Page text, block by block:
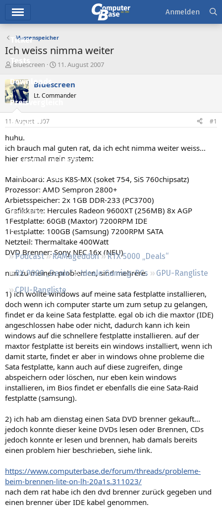
Ticker
Tests
Downloads
Preisvergleich
Forum
Aktuelles
Empfohlene Inhalte
Neue Beiträge
Neueste Aktivitäten
Leserartikel
Regeln
Podcast RAMageddon
RTX 5000 „Deals“
RX 9000 „Deals“
Ideale Gaming-PCs
GPU-Rangliste
CPU-Rangliste
Anmelden
Massenspeicher
Ich weiss nimma weiter
E
s
t
e
e
r
Bluescreen
E
s
e
t
11. August 2007
Bluescreen
Lt. Commander
11. August 2007 #1
huhu.
ich brauch mal guten rat, da ich echt nimma weiter weiss...
hier erstmal mein system:
Mainboard: Asus K8S-MX (soket 754, SiS 760chipsatz)
Prozessor: AMD Sempron 2800+
Arbietsspeicher: 2x 1GB DDR-233 (PC3700)
Grafikkarte: Hercules Radeon 9600XT (256MB) 8x AGP
1Festplatte: 60GB (Maxtor) 7200RPM IDE
1Festplatte: 100GB (Samsung) 7200RPM SATA
Netzteil: Thermaltake 400Watt
DVD Brenner: Sony NEC 16x (NEU)
nun zu meinen problemen, sind mehrere.
1) ich wollte windows auf meine sata festplatte installieren,
doch wenn ich computer starte um zum setup zu gelangen,
findet er da keine Sata festplatte. egal ob ich die maxtor (IDE)
angeschlossen habe oder nicht, dadurch kann ich kein
windows auf die schnellere festplatte installieren. auf der
maxtor festplatte ist bereits ein windows installiert, wenn ich
damit starte, findet er aber in windows ohne probleme die
Sata festplatte, kann auch auf diese zugreifen, dinge
abspeichern oder löschen, nur eben kein windows
installieren, im Bios findet er ebenfalls die eine Sata-Raid
festplatte (samsung).
2) ich hab am dienstag einen Sata DVD brenner gekauft...
jedoch konnte dieser keine DVDs lesen oder Brennen, CDs
jedoch konnte er lesen und brennen, hab damals bereits
einen problem hier beschrieben, siehe link.
https://www.computerbase.de/forum/threads/probleme-
beim-brennen-lite-on-lh-20a1s.311023/
nach dem rat habe ich den dvd brenner zurück gegeben und
einen brenner über IDE kabel genommen.